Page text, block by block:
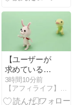
【ユーザーが
求めているの
は解決であっ
て解決策では
ない】10言っ
3時間10分前
【アフィライフ】初心者apaが月収250万円稼いだ方法